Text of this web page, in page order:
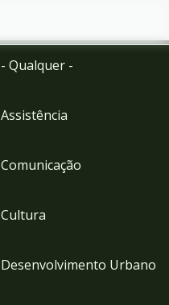
- Qualquer -
Assistência
Comunicação
Cultura
Desenvolvimento Urbano